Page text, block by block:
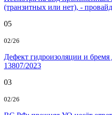
(транзитных или нет), -
05
02/26
Дефект гидроизоляции и
13807/2023
03
02/26